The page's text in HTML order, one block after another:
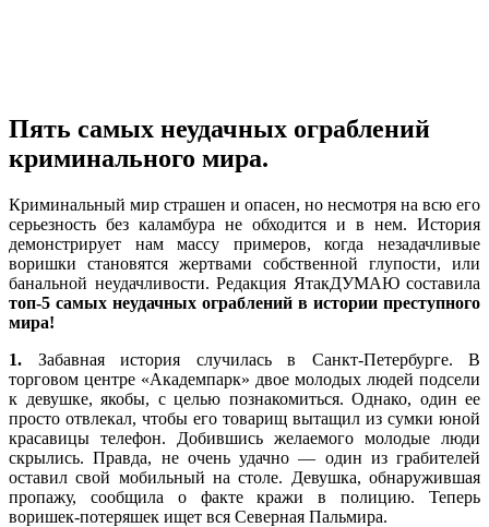
Пять самых неудачных ограблений
криминального мира.
Криминальный мир страшен и опасен, но несмотря на всю его
серьезность без каламбура не обходится и в нем. История
демонстрирует нам массу примеров, когда незадачливые
воришки становятся жертвами собственной глупости, или
банальной неудачливости. Редакция ЯтакДУМАЮ составила
топ-5 самых неудачных ограблений в истории преступного
мира!
1. Забавная история случилась в Санкт-Петербурге. В
торговом центре «Академпарк» двое молодых людей подсели
к девушке, якобы, с целью познакомиться. Однако, один ее
просто отвлекал, чтобы его товарищ вытащил из сумки юной
красавицы телефон. Добившись желаемого молодые люди
скрылись. Правда, не очень удачно — один из грабителей
оставил свой мобильный на столе. Девушка, обнаружившая
пропажу, сообщила о факте кражи в полицию. Теперь
воришек-потеряшек ищет вся Северная Пальмира.